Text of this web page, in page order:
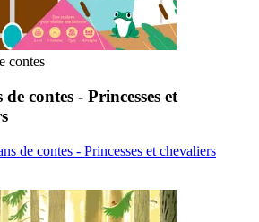
contes
contes - Princesses et
de contes - Princesses et chevaliers